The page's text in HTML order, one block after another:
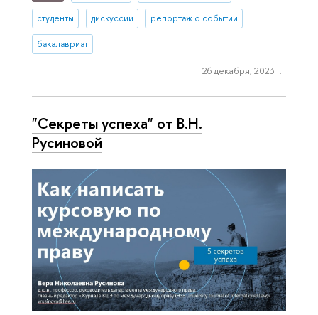
студенты дискуссии репортаж о событии
бакалавриат
26 декабря, 2023 г.
"Секреты успеха" от В.Н.
Русиновой